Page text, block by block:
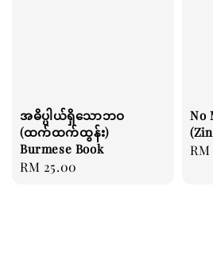
အဓိပ္ပါယ်ရှိသောဘဝ
(ထက်ထက်ထွန်း)
Burmese Book
Regular
RM 25.00
No